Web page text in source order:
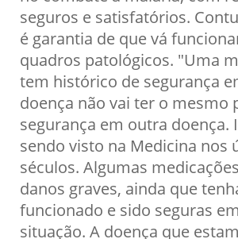
seguros e satisfatórios.
é garantia de que vá
quadros patológicos. "Uma
tem histórico de segurança
doença não vai ter o mesmo
segurança em outra doença.
sendo visto na Medicina nos
séculos. Algumas
danos graves, ainda que
funcionado e sido seguras
situação. A doença que